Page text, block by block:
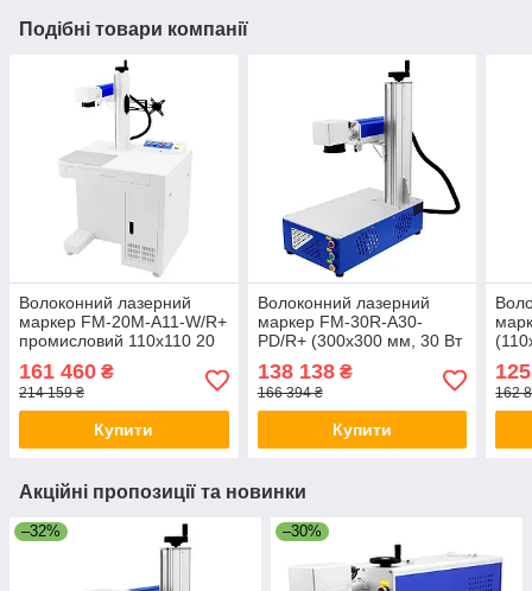
Подібні товари компанії
Волоконний лазерний
маркер FM-20M-A11-W/R+
промисловий 110x110 20
Вт, з підтримкою
поворотної осі
161 460 ₴
214 159 ₴
Купити
Волоконний лазерний
маркер FM-30R-A30-
PD/R+ (300x300 мм, 30 Вт
Raycus, настільний
портативний), з
підтримкою поворотної осі
138 138₴
166 394 ₴
Купити
162
Акційні пропозиції та новинки
–32% –30%